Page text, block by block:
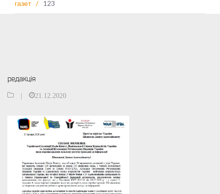
газет / 123
редакція
21.12.2020